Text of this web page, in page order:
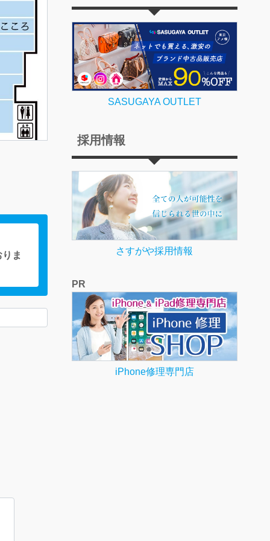
ま
SASUGAYA OUTLET
採用情報
さすがや採用情報
PR
iPhone修理専門店